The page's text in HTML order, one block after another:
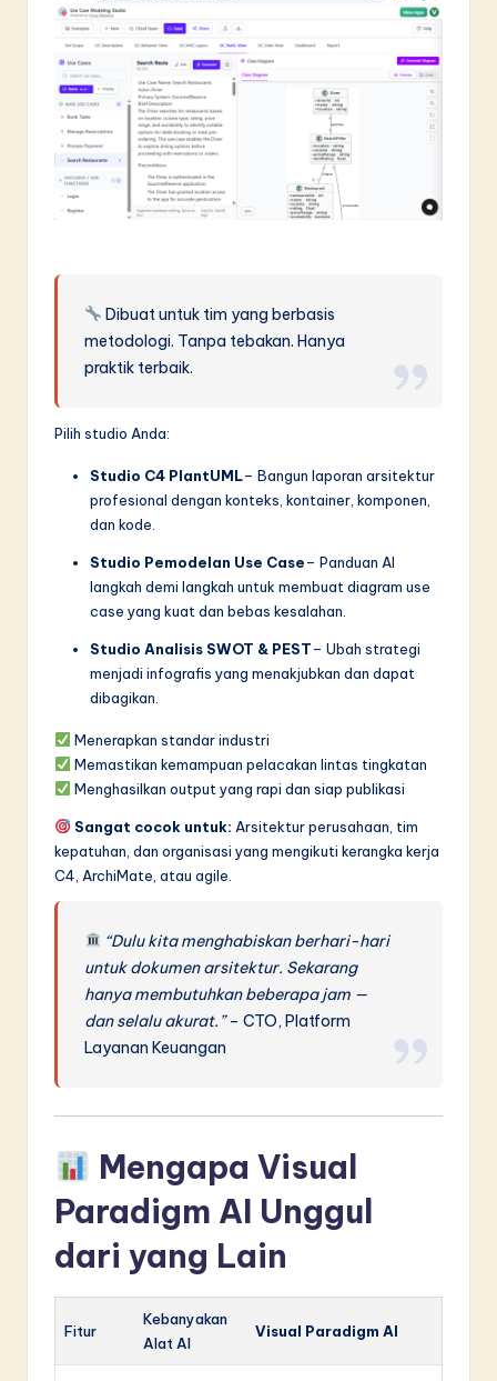
Dibuat untuk tim yang berbasis
metodologi. Tanpa tebakan. Hanya
praktik terbaik.
Pilih studio Anda:
Studio C4 PlantUML– Bangun laporan arsitektur
profesional dengan konteks, kontainer, komponen,
dan kode.
Studio Pemodelan Use Case– Panduan AI
langkah demi langkah untuk membuat diagram use
case yang kuat dan bebas kesalahan.
Studio Analisis SWOT & PEST– Ubah strategi
menjadi infografis yang menakjubkan dan dapat
dibagikan.
Menerapkan standar industri
Memastikan kemampuan pelacakan lintas tingkatan
Menghasilkan output yang rapi dan siap publikasi
Sangat cocok untuk: Arsitektur perusahaan, tim
kepatuhan, dan organisasi yang mengikuti kerangka kerja
C4, ArchiMate, atau agile.
“Dulu kita menghabiskan berhari-hari
untuk dokumen arsitektur. Sekarang
hanya membutuhkan beberapa jam —
dan selalu akurat.”– CTO, Platform
Layanan Keuangan
Mengapa Visual
Paradigm AI Unggul
dari yang Lain
Fitur
Kebanyakan
Alat AI
Visual Paradigm AI